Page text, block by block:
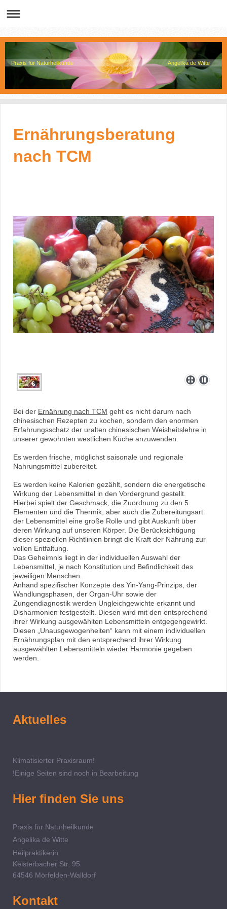
Praxis für Naturheilkunde Angelika de Witte
Ernährungsberatung
nach TCM
Bei der Ernährung nach TCM geht es nicht darum nach
chinesischen Rezepten zu kochen, sondern den enormen
Erfahrungsschatz der uralten chinesischen Weisheitslehre in
unserer gewohnten westlichen Küche anzuwenden.
Es werden frische, möglichst saisonale und regionale
Nahrungsmittel zubereitet.
Es werden keine Kalorien gezählt, sondern die energetische
Wirkung der Lebensmittel in den Vordergrund gestellt.
Hierbei spielt der Geschmack, die Zuordnung zu den 5
Elementen und die Thermik, aber auch die Zubereitungsart
der Lebensmittel eine große Rolle und gibt Auskunft über
deren Wirkung auf unseren Körper. Die Berücksichtigung
dieser speziellen Richtlinien bringt die Kraft der Nahrung zur
vollen Entfaltung.
Das Geheimnis liegt in der individuellen Auswahl der
Lebensmittel, je nach Konstitution und Befindlichkeit des
jeweiligen Menschen.
Anhand spezifischer Konzepte des Yin-Yang-Prinzips, der
Wandlungsphasen, der Organ-Uhr sowie der
Zungendiagnostik werden Ungleichgewichte erkannt und
Disharmonien festgestellt. Diesen wird mit den entsprechend
ihrer Wirkung ausgewählten Lebensmitteln entgegengewirkt.
Diesen „Unausgewogenheiten“ kann mit einem individuellen
Ernährungsplan mit den entsprechend ihrer Wirkung
ausgewählten Lebensmitteln wieder Harmonie gegeben
werden.
Aktuelles
Klimatisierter Praxisraum!
!Einige Seiten sind noch in Bearbeitung
Hier finden Sie uns
Praxis für Naturheilkunde
Angelika de Witte
Heilpraktikerin
Kelsterbacher Str. 95
64546 Mörfelden-Walldorf
Kontakt